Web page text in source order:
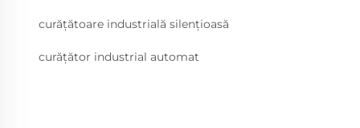
curățătoare industrială silențioasă
curățător industrial automat